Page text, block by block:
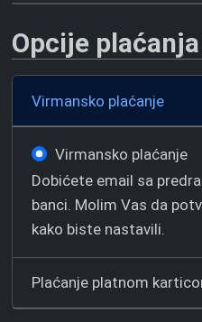
Opcije plaćanja
Virmansko plaćanje
Virmansko plaćanje
Dobićete email sa
banci. Molim Vas da
kako biste nastavili.
Plaćanje platnom